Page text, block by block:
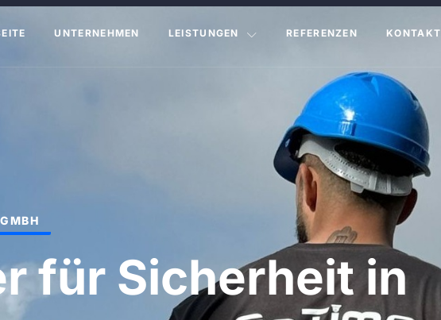
UNTERNEHMEN LEISTUNGEN REFERENZEN KONTAKT
für Sicherheit in